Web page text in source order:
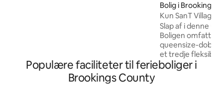
Bolig i Brookings
Kun SanT Village
Slap af i denne
Boligen omfatter
queensize-
et tredje
skrivebord og
Begge
Populære faciliteter til ferieboliger i
Brookings County